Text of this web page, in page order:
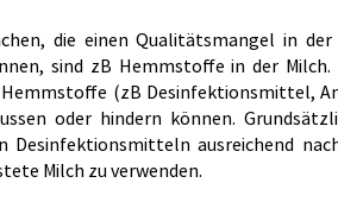
die einen Qualitätsmangel in
sind zB Hemmstoffe in der
(zB Desinfektionsmittel,
oder hindern können.
Desinfektionsmitteln ausreichend
Milch zu verwenden.